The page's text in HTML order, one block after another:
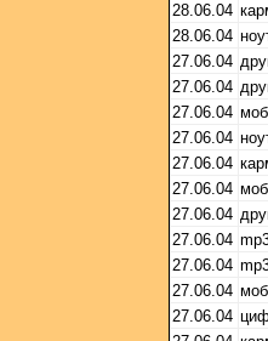
28.06.04
28.06.04
27.06.04
27.06.04
27.06.04
27.06.04
27.06.04
27.06.04
27.06.04
27.06.04
27.06.04
27.06.04
27.06.04